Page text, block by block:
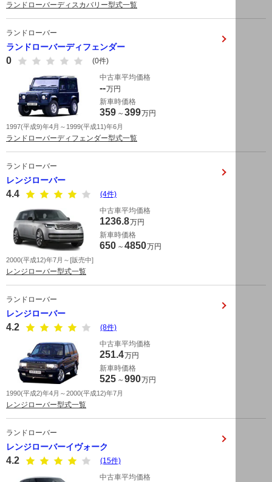
ランドローバーディスカバリー型式一覧
ランドローバー
ランドローバーディフェンダー
0
(0件)
中古車平均価格
--万円
新車時価格
359 ～399万円
1997(平成9)年4月～1999(平成11)年6月
ランドローバーディフェンダー型式一覧
ランドローバー
レンジローバー
4.4
(4件)
中古車平均価格
1236.8万円
新車時価格
650 ～4850万円
2000(平成12)年7月～[販売中]
レンジローバー型式一覧
ランドローバー
レンジローバー
4.2
(8件)
中古車平均価格
251.4万円
新車時価格
525 ～990万円
1990(平成2)年4月～2000(平成12)年7月
レンジローバー型式一覧
ランドローバー
レンジローバーイヴォーク
4.2
(15件)
中古車平均価格